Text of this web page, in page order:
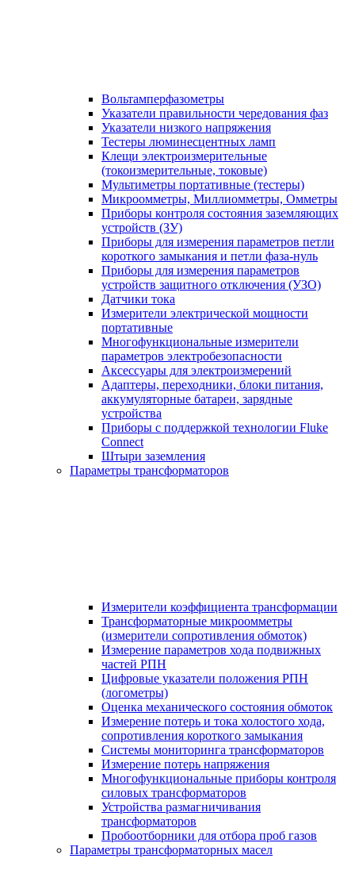
Вольтамперфазометры
Указатели правильности чередования фаз
Указатели низкого напряжения
Тестеры люминесцентных ламп
Клещи электроизмерительные
(токоизмерительные, токовые)
Мультиметры портативные (тестеры)
Микроомметры, Миллиомметры, Омметры
Приборы контроля состояния заземляющих
устройств (ЗУ)
Приборы для измерения параметров петли
короткого замыкания и петли фаза-нуль
Приборы для измерения параметров
устройств защитного отключения (УЗО)
Датчики тока
Измерители электрической мощности
портативные
Многофункциональные измерители
параметров электробезопасности
Аксессуары для электроизмерений
Адаптеры, переходники, блоки питания,
аккумуляторные батареи, зарядные
устройства
Приборы с поддержкой технологии Fluke
Connect
Штыри заземления
Параметры трансформаторов
Измерители коэффициента трансформации
Трансформаторные микроомметры
(измерители сопротивления обмоток)
Измерение параметров хода подвижных
частей РПН
Цифровые указатели положения РПН
(логометры)
Оценка механического состояния обмоток
Измерение потерь и тока холостого хода,
сопротивления короткого замыкания
Системы мониторинга трансформаторов
Измерение потерь напряжения
Многофункциональные приборы контроля
силовых трансформаторов
Устройства размагничивания
трансформаторов
Пробоотборники для отбора проб газов
Параметры трансформаторных масел